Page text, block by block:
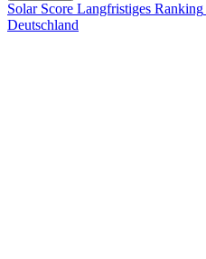
Solar Score Langfristiges Ranking
Deutschland